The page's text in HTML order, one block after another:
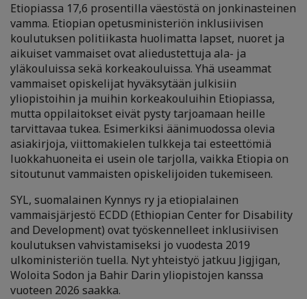
Etiopiassa 17,6 prosentilla väestöstä on jonkinasteinen
vamma. Etiopian opetusministeriön inklusiivisen
koulutuksen politiikasta huolimatta lapset, nuoret ja
aikuiset vammaiset ovat aliedustettuja ala- ja
yläkouluissa sekä korkeakouluissa. Yhä useammat
vammaiset opiskelijat hyväksytään julkisiin
yliopistoihin ja muihin korkeakouluihin Etiopiassa,
mutta oppilaitokset eivät pysty tarjoamaan heille
tarvittavaa tukea. Esimerkiksi äänimuodossa olevia
asiakirjoja, viittomakielen tulkkeja tai esteettömiä
luokkahuoneita ei usein ole tarjolla, vaikka Etiopia on
sitoutunut vammaisten opiskelijoiden tukemiseen.
SYL, suomalainen Kynnys ry ja etiopialainen
vammaisjärjestö ECDD (Ethiopian Center for Disability
and Development) ovat työskennelleet inklusiivisen
koulutuksen vahvistamiseksi jo vuodesta 2019
ulkoministeriön tuella. Nyt yhteistyö jatkuu Jigjigan,
Woloita Sodon ja Bahir Darin yliopistojen kanssa
vuoteen 2026 saakka.